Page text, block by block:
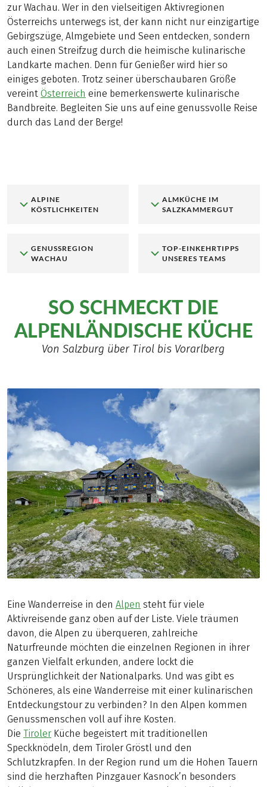
zur Wachau. Wer in den vielseitigen Aktivregionen
Österreichs unterwegs ist, der kann nicht nur einzigartige
Gebirgszüge, Almgebiete und Seen entdecken, sondern
auch einen Streifzug durch die heimische kulinarische
Landkarte machen. Denn für Genießer wird hier so
einiges geboten. Trotz seiner überschaubaren Größe
vereint Österreich eine bemerkenswerte kulinarische
Bandbreite. Begleiten Sie uns auf eine genussvolle Reise
durch das Land der Berge!
ALPINE
KÖSTLICHKEITEN
ALMKÜCHE IM
SALZKAMMERGUT
GENUSSREGION
WACHAU
TOP-EINKEHRTIPPS
UNSERES TEAMS
SO SCHMECKT DIE
ALPENLÄNDISCHE KÜCHE
Von Salzburg über Tirol bis Vorarlberg
Eine Wanderreise in den Alpen steht für viele
Aktivreisende ganz oben auf der Liste. Viele träumen
davon, die Alpen zu überqueren, zahlreiche
Naturfreunde möchten die einzelnen Regionen in ihrer
ganzen Vielfalt erkunden, andere lockt die
Ursprünglichkeit der Nationalparks. Und was gibt es
Schöneres, als eine Wanderreise mit einer kulinarischen
Entdeckungstour zu verbinden? In den Alpen kommen
Genussmenschen voll auf ihre Kosten.
Die Tiroler Küche begeistert mit traditionellen
Speckknödeln, dem Tiroler Gröstl und den
Schlutzkrapfen. In der Region rund um die Hohen Tauern
sind die herzhaften Pinzgauer Kasnock’n besonders